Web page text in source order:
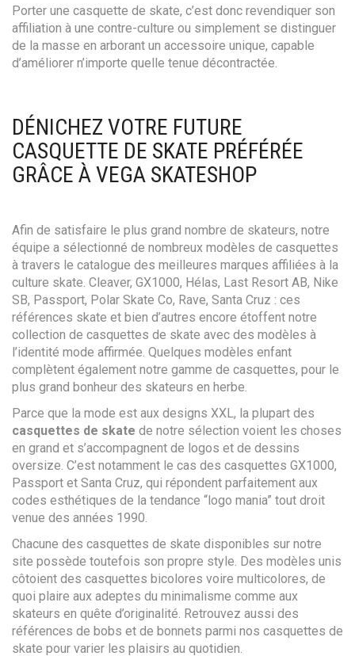
Porter une casquette de skate, c’est donc revendiquer son
affiliation à une contre-culture ou simplement se distinguer
de la masse en arborant un accessoire unique, capable
d’améliorer n’importe quelle tenue décontractée.
DÉNICHEZ VOTRE FUTURE
CASQUETTE DE SKATE PRÉFÉRÉE
GRÂCE À VEGA SKATESHOP
Afin de satisfaire le plus grand nombre de skateurs, notre
équipe a sélectionné de nombreux modèles de casquettes
à travers le catalogue des meilleures marques affiliées à la
culture skate. Cleaver, GX1000, Hélas, Last Resort AB, Nike
SB, Passport, Polar Skate Co, Rave, Santa Cruz : ces
références skate et bien d’autres encore étoffent notre
collection de casquettes de skate avec des modèles à
l’identité mode affirmée. Quelques modèles enfant
complètent également notre gamme de casquettes, pour le
plus grand bonheur des skateurs en herbe.
Parce que la mode est aux designs XXL, la plupart des
casquettes de skate de notre sélection voient les choses
en grand et s’accompagnent de logos et de dessins
oversize. C’est notamment le cas des casquettes GX1000,
Passport et Santa Cruz, qui répondent parfaitement aux
codes esthétiques de la tendance “logo mania” tout droit
venue des années 1990.
Chacune des casquettes de skate disponibles sur notre
site possède toutefois son propre style. Des modèles unis
côtoient des casquettes bicolores voire multicolores, de
quoi plaire aux adeptes du minimalisme comme aux
skateurs en quête d’originalité. Retrouvez aussi des
références de bobs et de bonnets parmi nos casquettes de
skate pour varier les plaisirs au quotidien.